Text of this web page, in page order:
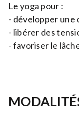
Le yoga pour :
- développer une
- libérer des
- favoriser le